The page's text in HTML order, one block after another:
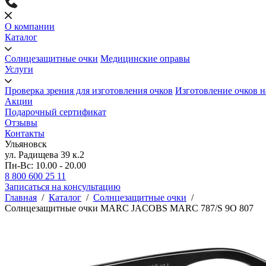
О компании
Каталог
Солнцезащитные очки Медицинские оправы
Услуги
Проверка зрения для изготовления очков Изготовление очков
Акции
Подарочный сертификат
Отзывы
Контакты
Ульяновск
ул. Радищева 39 к.2
Пн-Вс: 10.00 - 20.00
8 800 600 25 11
Записаться на консультацию
Главная / Каталог / Солнцезащитные очки /
Солнцезащитные очки MARC JACOBS MARC 787/S 9O 807